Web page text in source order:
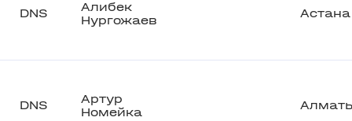
DNS
Алибек
Нургожаев
Астана
DNS
Артур
Номейка